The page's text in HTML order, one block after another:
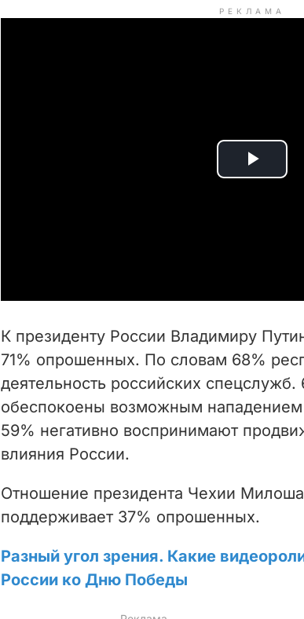
РЕКЛАМА
P
i
d
e
К президенту России Владимиру
71% опрошенных. По словам 68%
деятельность российских
обеспокоены возможным
59% негативно воспринимают
влияния России.
Отношение президента Чехии
поддерживает 37% опрошенных.
Разный угол зрения. Какие
России ко Дню Победы